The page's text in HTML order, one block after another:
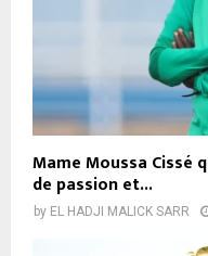
Mame Moussa Cissé
de passion et...
by EL HADJI MALICK SARR